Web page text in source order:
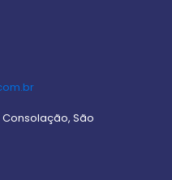
Consolação, São